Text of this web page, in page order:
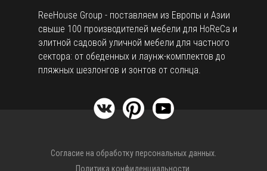
ReeHouse Group - поставляем из Европы и Азии
свыше 100 производителей мебели для HoReCa и
элитной садовой уличной мебели для частного
сектора: от обеденных и лаунж-комплектов до
пляжных шезлонгов и зонтов от солнца.
Согласие на обработку персональных данных.
Политика конфиденциальности.